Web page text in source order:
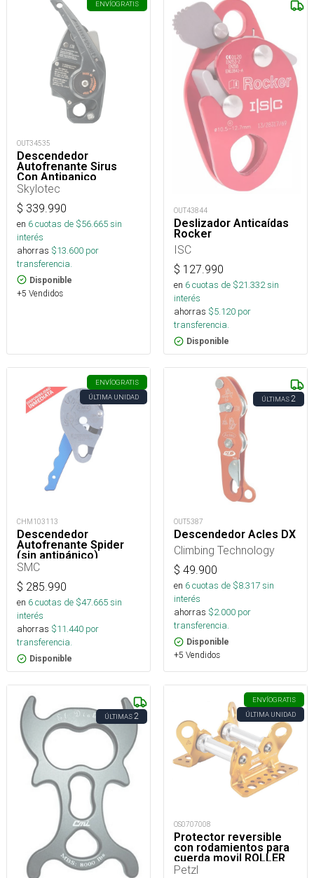
ENVÍOGRATIS
OUT34535
Descendedor
Autofrenante Sirus
Con Antipanico
Skylotec
$ 339.990
en 6cuotas de $56.665sin
interés
ahorras $13.600 por
transferencia.
Disponible
+5 Vendidos
OUT43844
Deslizador Anticaídas
Rocker
ISC
$ 127.990
en 6cuotas de $21.332sin
interés
ahorras $5.120 por
transferencia.
Disponible
ENVÍOGRATIS
ÚLTIMA UNIDAD
CHM103113
Descendedor
Autofrenante Spider
(sin antipánico)
SMC
$ 285.990
en 6cuotas de $47.665sin
interés
ahorras $11.440 por
transferencia.
Disponible
ÚLTIMAS2
OUT5387
Descendedor Acles DX
Climbing Technology
$ 49.900
en 6cuotas de $8.317sin
interés
ahorras $2.000 por
transferencia.
Disponible
+5 Vendidos
ÚLTIMAS2
ENVÍOGRATIS
ÚLTIMA UNIDAD
OS0707008
Protector reversible
con rodamientos para
cuerda movil ROLLER
COASTER
Petzl